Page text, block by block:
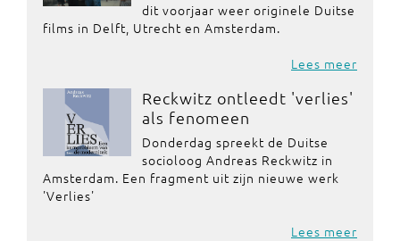
dit voorjaar weer originele Duitse
films in Delft, Utrecht en Amsterdam.
Lees meer
Reckwitz ontleedt 'verlies'
als fenomeen
Donderdag spreekt de Duitse
socioloog Andreas Reckwitz in
Amsterdam. Een fragment uit zijn nieuwe werk
'Verlies'
Lees meer